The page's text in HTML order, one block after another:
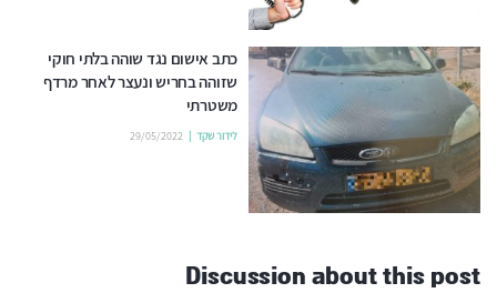
כתב אישום נגד שוהה בלתי חוקי
שזוהה בחריש ונעצר לאחר מרדף
משטרתי
לידור שקד 29/05/2022
Discussion about this post